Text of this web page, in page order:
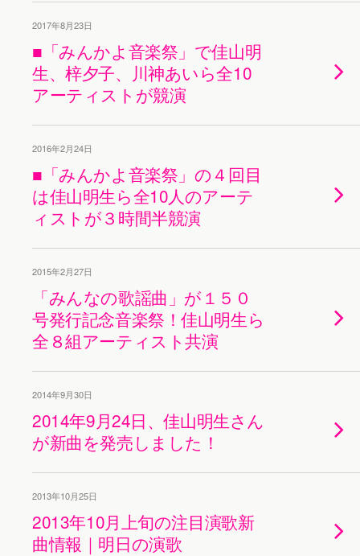
2017年8月23日
■「みんかよ音楽祭」で佳山明
生、梓夕子、川神あいら全10
アーティストが競演
2016年2月24日
■「みんかよ音楽祭」の４回目
は佳山明生ら全10人のアーテ
ィストが３時間半競演
2015年2月27日
「みんなの歌謡曲」が１５０
号発行記念音楽祭！佳山明生ら
全８組アーティスト共演
2014年9月30日
2014年9月24日、佳山明生さん
が新曲を発売しました！
2013年10月25日
2013年10月上旬の注目演歌新
曲情報｜明日の演歌